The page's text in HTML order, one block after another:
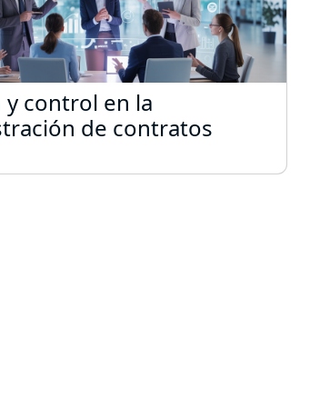
y control en la
y control en la
de contratos